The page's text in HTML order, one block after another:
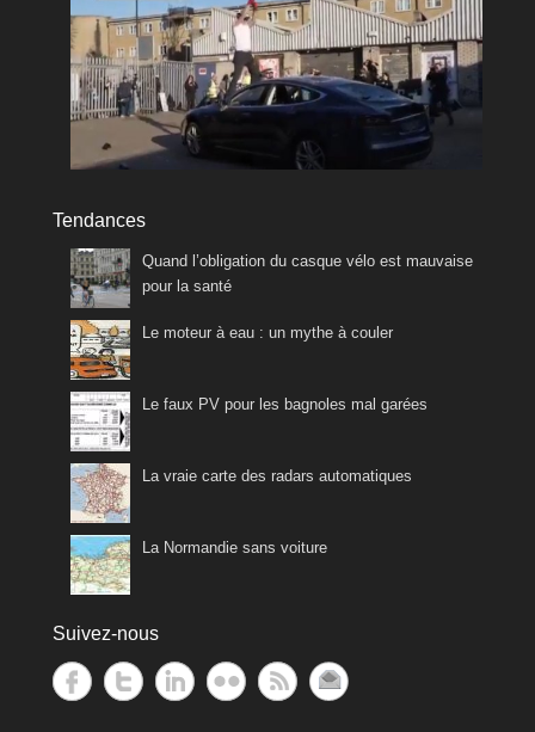
Tendances
Quand l’obligation du casque vélo est mauvaise
pour la santé
Le moteur à eau : un mythe à couler
Le faux PV pour les bagnoles mal garées
La vraie carte des radars automatiques
La Normandie sans voiture
Suivez-nous